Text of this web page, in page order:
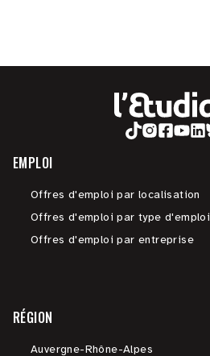
EMPLOI
Offres d'emploi par localisation
Offres d'emploi par type d'emploi
Offres d'emploi par entreprise
RÉGION
Auvergne-Rhône-Alpes